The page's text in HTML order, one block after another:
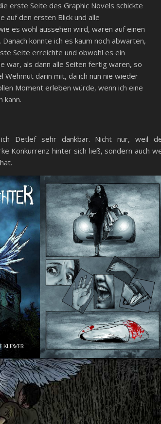
erste Seite des Graphic Novels schickte
auf den ersten Blick und alle
es wohl aussehen wird, waren auf einen
konnte ich es kaum noch abwarten,
Seite erreichte und obwohl es ein
war, als dann alle Seiten fertig waren, so
Wehmut darin mit, da ich nun nie wieder
Moment erleben würde, wenn ich eine
kann.
Detlef sehr dankbar. Nicht nur, weil
Konkurrenz hinter sich ließ, sondern auch